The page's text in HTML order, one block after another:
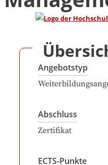
Angebotstyp
Abschluss
Zertifikat
ECTS-Punkte